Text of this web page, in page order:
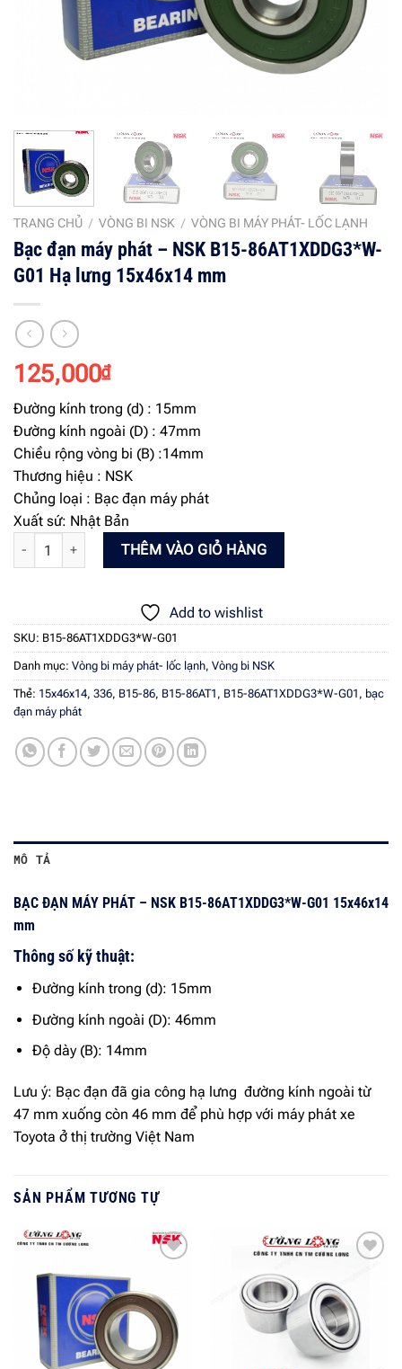
TRANG CHỦ / VÒNG BI NSK / VÒNG BI MÁY PHÁT- LỐC LẠNH
Bạc đạn máy phát – NSK B15-86AT1XDDG3*W-
G01 Hạ lưng 15x46x14 mm
125,000₫
Đường kính trong (d) : 15mm
Đường kính ngoài (D) : 47mm
Chiều rộng vòng bi (B) :14mm
Thương hiệu : NSK
Chủng loại : Bạc đạn máy phát
Xuất sứ: Nhật Bản
Bạc đạn máy phát - NSK B15-86AT1XDDG3*W-G01 Hạ lưng
THÊM VÀO GIỎ HÀNG
Add to wishlist
SKU: B15-86AT1XDDG3*W-G01
Danh mục: Vòng bi máy phát- lốc lạnh, Vòng bi NSK
Thẻ: 15x46x14, 336, B15-86, B15-86AT1 , B15-86AT1XDDG3*W-G01 , bạc
đạn máy phát
MÔ TẢ
BẠC ĐẠN MÁY PHÁT – NSK B15-86AT1XDDG3*W-G01 15x46x14
mm
Thông số kỹ thuật:
Đường kính trong (d): 15mm
Đường kính ngoài (D): 46mm
Độ dày (B): 14mm
Lưu ý: Bạc đạn đã gia công hạ lưng đường kính ngoài từ
47 mm xuống còn 46 mm để phù hợp với máy phát xe
Toyota ở thị trường Việt Nam
SẢN PHẨM TƯƠNG TỰ
Add to
wishlist
Add to
wishlist